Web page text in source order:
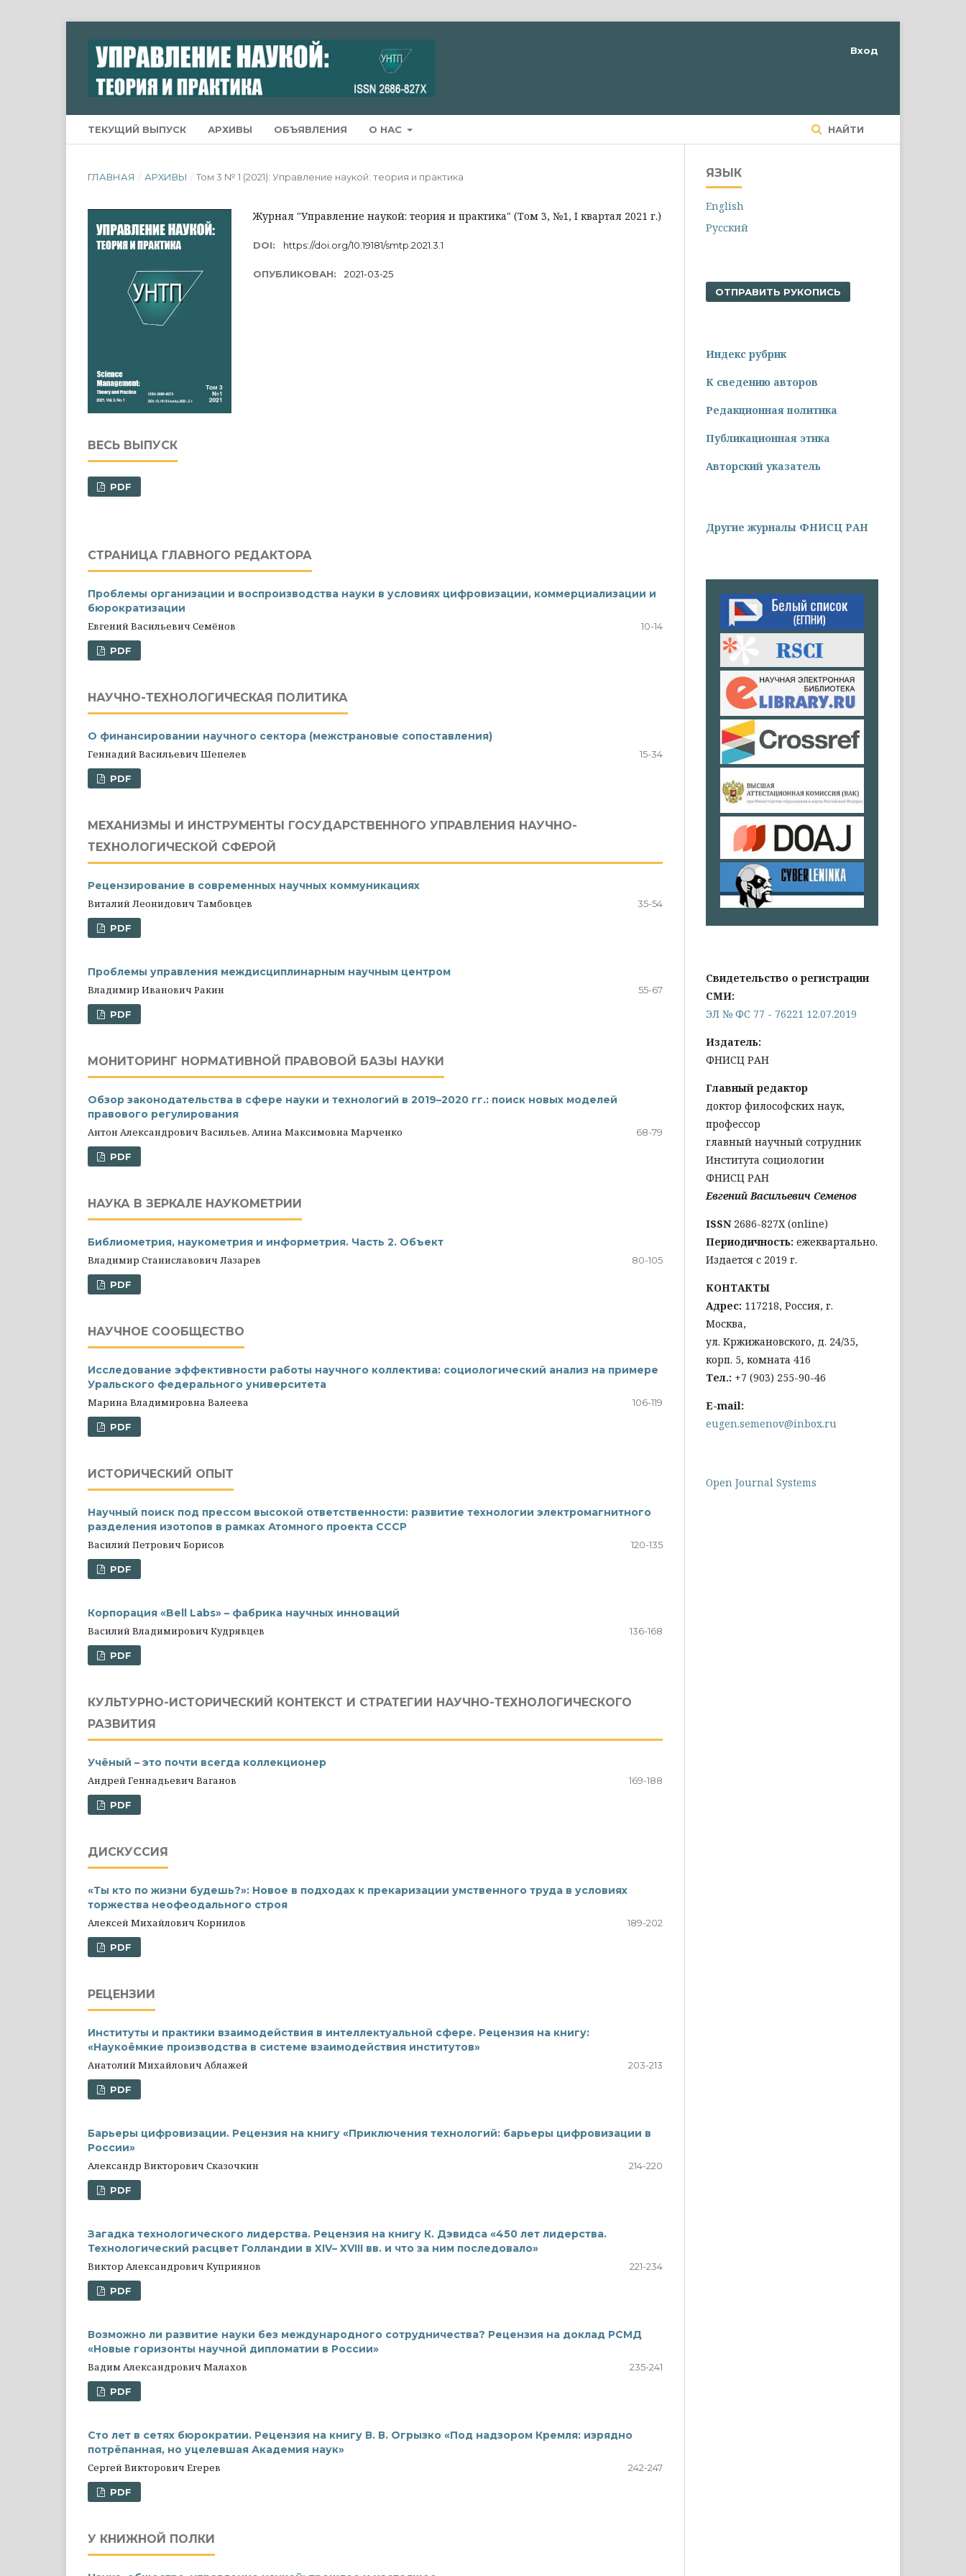
ТЕКУЩИЙ ВЫПУСК АРХИВЫ ОБЪЯВЛЕНИЯ О НАС НАЙТИ
Вход
ГЛАВНАЯ / АРХИВЫ / Том 3 № 1 (2021): Управление наукой: теория и практика
Журнал "Управление наукой: теория и практика" (Том 3, №1, I квартал 2021 г.)
DOI: https://doi.org/10.19181/smtp.2021.3.1
ОПУБЛИКОВАН: 2021-03-25
ВЕСЬ ВЫПУСК
PDF
СТРАНИЦА ГЛАВНОГО РЕДАКТОРА
Проблемы организации и воспроизводства науки в условиях цифровизации, коммерциализации и
бюрократизации
Евгений Васильевич Семёнов
10-14
PDF
НАУЧНО-ТЕХНОЛОГИЧЕСКАЯ ПОЛИТИКА
О финансировании научного сектора (межстрановые сопоставления)
Геннадий Васильевич Шепелев
15-34
PDF
МЕХАНИЗМЫ И ИНСТРУМЕНТЫ ГОСУДАРСТВЕННОГО УПРАВЛЕНИЯ НАУЧНО-
ТЕХНОЛОГИЧЕСКОЙ СФЕРОЙ
Рецензирование в современных научных коммуникациях
Виталий Леонидович Тамбовцев
35-54
PDF
Проблемы управления междисциплинарным научным центром
Владимир Иванович Ракин
55-67
PDF
МОНИТОРИНГ НОРМАТИВНОЙ ПРАВОВОЙ БАЗЫ НАУКИ
Обзор законодательства в сфере науки и технологий в 2019–2020 гг.: поиск новых моделей
правового регулирования
Антон Александрович Васильев, Алина Максимовна Марченко
68-79
PDF
НАУКА В ЗЕРКАЛЕ НАУКОМЕТРИИ
Библиометрия, наукометрия и информетрия. Часть 2. Объект
Владимир Станиславович Лазарев
80-105
PDF
НАУЧНОЕ СООБЩЕСТВО
Исследование эффективности работы научного коллектива: социологический анализ на примере
Уральского федерального университета
Марина Владимировна Валеева
106-119
PDF
ИСТОРИЧЕСКИЙ ОПЫТ
Научный поиск под прессом высокой ответственности: развитие технологии электромагнитного
разделения изотопов в рамках Атомного проекта СССР
Василий Петрович Борисов
120-135
PDF
Корпорация «Bell Labs» – фабрика научных инноваций
Василий Владимирович Кудрявцев
136-168
PDF
КУЛЬТУРНО-ИСТОРИЧЕСКИЙ КОНТЕКСТ И СТРАТЕГИИ НАУЧНО-ТЕХНОЛОГИЧЕСКОГО
РАЗВИТИЯ
Учёный – это почти всегда коллекционер
Андрей Геннадьевич Ваганов
169-188
PDF
ДИСКУССИЯ
«Ты кто по жизни будешь?»: Новое в подходах к прекаризации умственного труда в условиях
торжества неофеодального строя
Алексей Михайлович Корнилов
189-202
PDF
РЕЦЕНЗИИ
Институты и практики взаимодействия в интеллектуальной сфере. Рецензия на книгу:
«Наукоёмкие производства в системе взаимодействия институтов»
Анатолий Михайлович Аблажей
203-213
PDF
Барьеры цифровизации. Рецензия на книгу «Приключения технологий: барьеры цифровизации в
России»
Александр Викторович Сказочкин
214-220
PDF
Загадка технологического лидерства. Рецензия на книгу К. Дэвидса «450 лет лидерства.
Технологический расцвет Голландии в XIV– XVIII вв. и что за ним последовало»
Виктор Александрович Куприянов
221-234
PDF
Возможно ли развитие науки без международного сотрудничества? Рецензия на доклад РСМД
«Новые горизонты научной дипломатии в России»
Вадим Александрович Малахов
235-241
PDF
Сто лет в сетях бюрократии. Рецензия на книгу В. В. Огрызко «Под надзором Кремля: изрядно
потрёпанная, но уцелевшая Академия наук»
Сергей Викторович Егерев
242-247
PDF
У КНИЖНОЙ ПОЛКИ
ЯЗЫК
English
Русский
ОТПРАВИТЬ РУКОПИСЬ
Индекс рубрик
К сведению авторов
Редакционная политика
Публикационная этика
Авторский указатель
Другие журналы ФНИСЦ РАН
Свидетельство о регистрации
СМИ:
ЭЛ № ФС 77 - 76221 12.07.2019
Издатель:
ФНИСЦ РАН
Главный редактор
доктор философских наук,
профессор
главный научный сотрудник
Института социологии
ФНИСЦ РАН
Евгений Васильевич Семенов
ISSN 2686-827X (online)
Периодичность: ежеквартально.
Издается с 2019 г.
КОНТАКТЫ
Адрес: 117218, Россия, г.
Москва,
ул. Кржижановского, д. 24/35,
корп. 5, комната 416
Тел.: +7 (903) 255-90-46
E-mail:
eugen.semenov@inbox.ru
Open Journal Systems